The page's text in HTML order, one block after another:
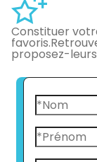
Constituer
favoris.
proposez-